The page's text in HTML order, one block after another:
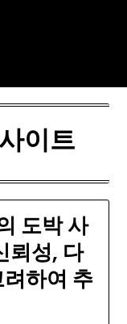
이트
도박 사
뢰성, 다
하여 추